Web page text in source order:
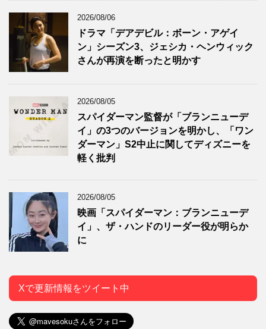
2026/08/06
ドラマ「デアデビル：ボーン・アゲイ
ン」シーズン3、ジェシカ・ヘンウィック
さんが再演を断ったと明かす
2026/08/05
スパイダーマン監督が「ブランニューデ
イ」の3つのバージョンを明かし、「ワン
ダーマン」S2中止に関してディズニーを
軽く批判
2026/08/05
映画「スパイダーマン：ブランニューデ
イ」、ザ・ハンドのリーダー役が明らか
に
Xで更新情報をツイート中